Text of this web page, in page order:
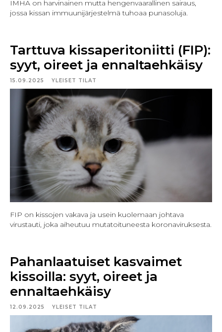
IMHA on harvinainen mutta hengenvaarallinen sairaus,
jossa kissan immuunijärjestelmä tuhoaa punasoluja.
Tarttuva kissaperitoniitti (FIP):
syyt, oireet ja ennaltaehkäisy
15.09.2025 YLEISET TILAT
FIP on kissojen vakava ja usein kuolemaan johtava
virustauti, joka aiheutuu mutatoituneesta koronaviruksesta.
Pahanlaatuiset kasvaimet
kissoilla: syyt, oireet ja
ennaltaehkäisy
12.09.2025 YLEISET TILAT